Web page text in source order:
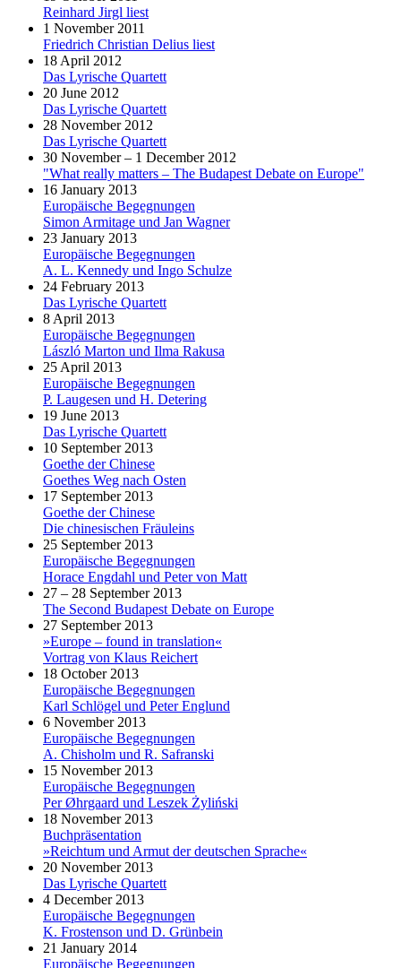
Reinhard Jirgl liest
1 November 2011
Friedrich Christian Delius liest
18 April 2012
Das Lyrische Quartett
20 June 2012
Das Lyrische Quartett
28 November 2012
Das Lyrische Quartett
30 November – 1 December 2012
"What really matters – The Budapest Debate on Europe"
16 January 2013
Europäische Begegnungen
Simon Armitage und Jan Wagner
23 January 2013
Europäische Begegnungen
A. L. Kennedy und Ingo Schulze
24 February 2013
Das Lyrische Quartett
8 April 2013
Europäische Begegnungen
László Marton und Ilma Rakusa
25 April 2013
Europäische Begegnungen
P. Laugesen und H. Detering
19 June 2013
Das Lyrische Quartett
10 September 2013
Goethe der Chinese
Goethes Weg nach Osten
17 September 2013
Goethe der Chinese
Die chinesischen Fräuleins
25 September 2013
Europäische Begegnungen
Horace Engdahl und Peter von Matt
27 – 28 September 2013
The Second Budapest Debate on Europe
27 September 2013
»Europe – found in translation«
Vortrag von Klaus Reichert
18 October 2013
Europäische Begegnungen
Karl Schlögel und Peter Englund
6 November 2013
Europäische Begegnungen
A. Chisholm und R. Safranski
15 November 2013
Europäische Begegnungen
Per Øhrgaard und Leszek Żyliński
18 November 2013
Buchpräsentation
»Reichtum und Armut der deutschen Sprache«
20 November 2013
Das Lyrische Quartett
4 December 2013
Europäische Begegnungen
K. Frostenson und D. Grünbein
21 January 2014
Europäische Begegnungen